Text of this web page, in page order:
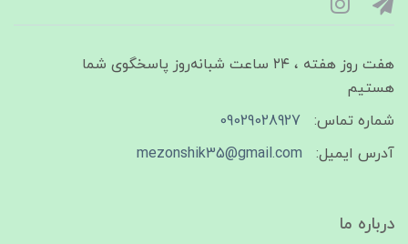
هفت روز هفته ، ۲۴ ساعت شبانه‌روز پاسخگوی شما
هستیم
شماره تماس:
09029028927
آدرس ایمیل:
mezonshik35@gmail.com
درباره ما